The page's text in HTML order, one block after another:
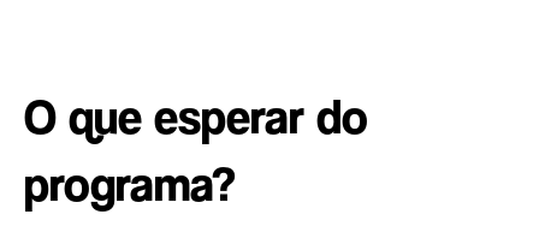
O que esperar do
programa?